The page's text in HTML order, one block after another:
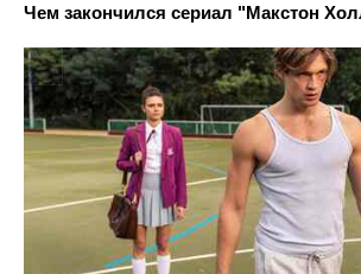
Чем закончился сериал "Макстон